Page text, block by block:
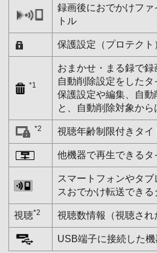
録画後におでかけファ
トル
保護設定（プロテク
*1
おまかせ・まる録で録
自動削除設定をしたタ
保護設定や編集、自動
と、自動削除対象から
*2 視聴年齢制限付きタイ
他機器で再生できるタ
スマートフォンやタ
スおでかけ転送できる
視聴*2 視聴数情報（視聴され
USB端子に接続した